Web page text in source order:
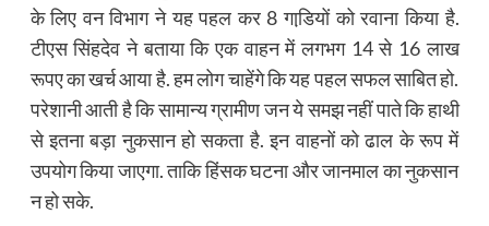
के लिए वन विभाग ने यह पहल कर 8 गाडि़यों को रवाना किया है.
टीएस सिंहदेव ने बताया कि एक वाहन में लगभग 14 से 16 लाख
रूपए का खर्च आया है. हम लोग चाहेंगे कि यह पहल सफल साबित हो.
परेशानी आती है कि सामान्य ग्रामीण जन ये समझ नहीं पाते कि हाथी
से इतना बड़ा नुकसान हो सकता है. इन वाहनों को ढाल के रूप में
उपयोग किया जाएगा. ताकि हिंसक घटना और जानमाल का नुकसान
न हो सके.